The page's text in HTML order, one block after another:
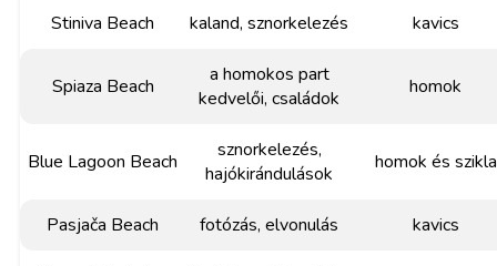
Stiniva Beach kaland, sznorkelezés kavics
Spiaza Beach
a homokos part
kedvelői, családok
homok
Blue Lagoon Beach
sznorkelezés,
hajókirándulások
homok és szikla
Pasjača Beach fotózás, elvonulás kavics